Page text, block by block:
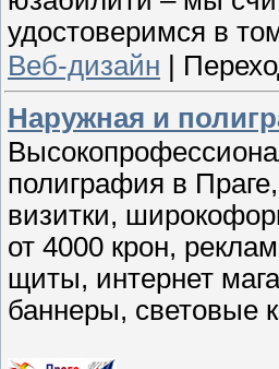
удостоверимся в
Веб-дизайн
Наружная и
полиграфия в
визитки,
от 4000 крон,
щиты, интернет
баннеры, световые